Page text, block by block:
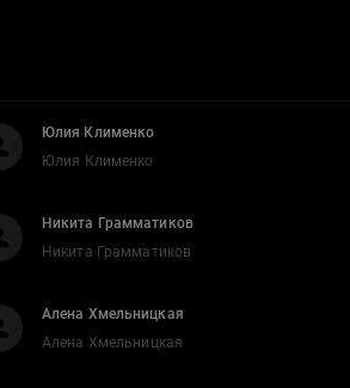
Юлия Клименко
Юлия Клименко
Никита Грамматиков
Никита Грамматиков
Алена Хмельницкая
Алена Хмельницкая